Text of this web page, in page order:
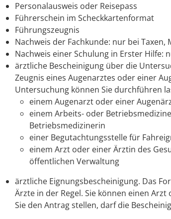
Personalausweis oder Reisepass
Führerschein im Scheckkartenformat
Führungszeugnis
Nachweis der Fachkunde: nur bei
Nachweis einer Schulung in Erster Hilfe:
ärztliche Bescheinigung über die
Zeugnis eines Augenarztes oder einer
Untersuchung können Sie durchführen
einem Augenarzt oder einer
einem Arbeits- oder
Betriebsmedizinerin
einer Begutachtungsstelle für
einem Arzt oder einer Ärztin des
öffentlichen Verwaltung
ärztliche Eignungsbescheinigung. Das
Ärzte in der Regel. Sie können einen
Sie den Antrag stellen, darf die